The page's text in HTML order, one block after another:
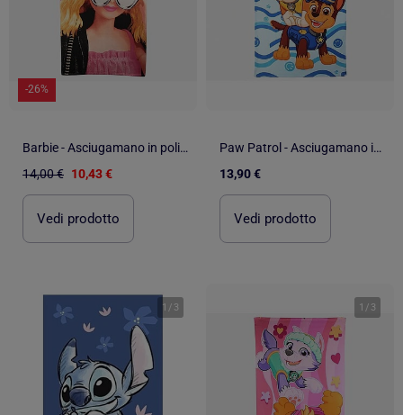
-26%
Barbie - Asciugamano in poliestere bambina
14,00 € 10,43 €
Vedi prodotto
Paw Patrol - Asciugamano in poliestere
13,90 €
Vedi prodotto
1 / 3 1 / 3